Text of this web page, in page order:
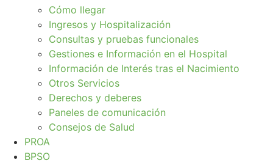
Cómo llegar
Ingresos y Hospitalización
Consultas y pruebas funcionales
Gestiones e Información en el Hospital
Información de Interés tras el Nacimiento
Otros Servicios
Derechos y deberes
Paneles de comunicación
Consejos de Salud
PROA
BPSO